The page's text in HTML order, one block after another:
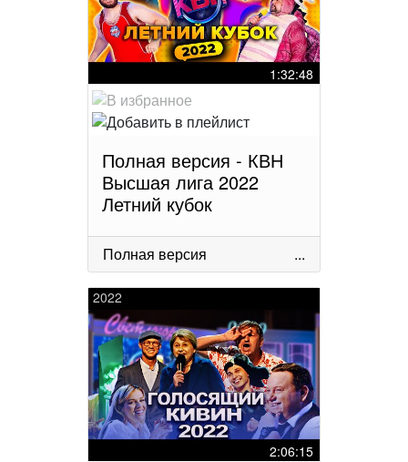
1:32:48
Полная версия - КВН
Высшая лига 2022
Летний кубок
Полная версия ...
2022
2:06:15